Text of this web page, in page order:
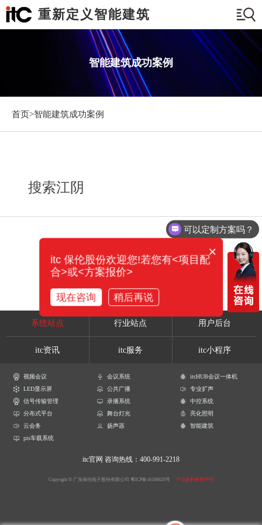
重新定义智能建筑
智能建筑成功案例
首页>智能建筑成功案例
搜索江阴
系统站点 行业站点 用户后台
itc资讯 itc服务 itc小程序
视频会议 会议系统
itcHUB会议一体机
LED显示屏
公共广播
专业扩声
信号传输管理
录播系统
中控系统
分布式平台
舞台灯光
亮化照明
云会务
扬声器
智能建筑
pis车载系统
itc官网 咨询热线：400-991-2218
Copyright © 广东保伦电子股份有限公司 粤ICP备16106620号 产品参数解释声明
可以定制方案吗？
×
itc 保伦股份欢迎您!若您有<项目配
合>或<方案报价>
现在咨询 稍后再说